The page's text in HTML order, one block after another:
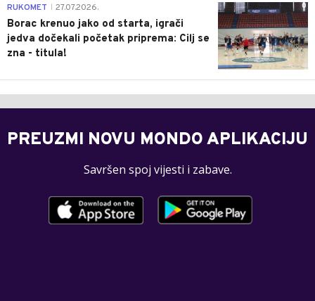
0
RUKOMET 27.07.2026.
Borac krenuo jako od starta, igrači
jedva dočekali početak priprema: Cilj se
zna - titula!
PREUZMI NOVU MONDO APLIKACIJU
Savršen spoj vijesti i zabave.